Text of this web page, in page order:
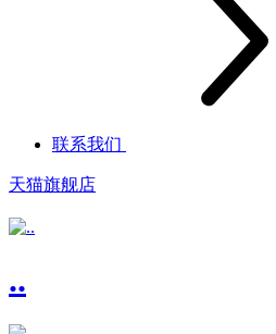
联系我们
天猫旗舰店
..